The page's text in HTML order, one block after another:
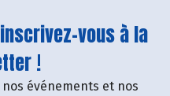
vous à la
!
événements et nos